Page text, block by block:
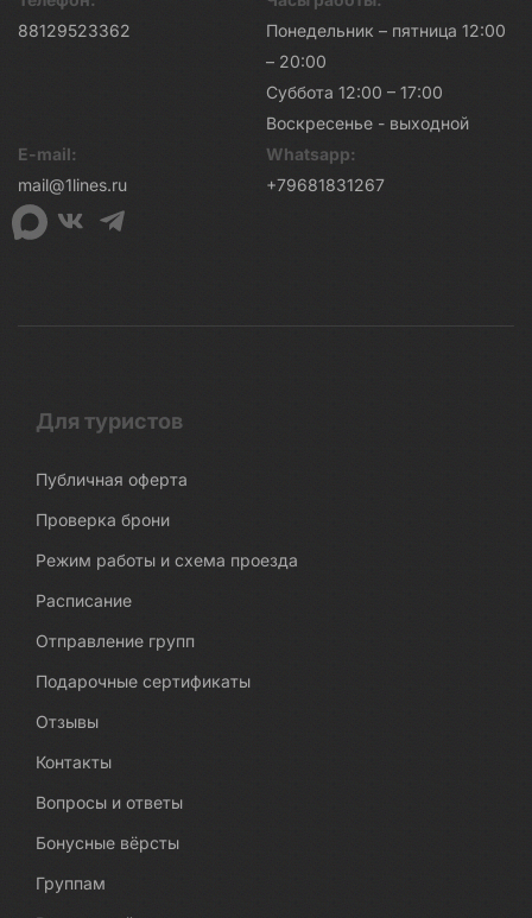
88129523362
Понедельник – пятница 12:00
– 20:00
Суббота 12:00 – 17:00
Воскресенье - выходной
E-mail:
mail@1lines.ru
Whatsapp:
+79681831267
Для туристов
Публичная оферта
Проверка брони
Режим работы и схема проезда
Расписание
Отправление групп
Подарочные сертификаты
Отзывы
Контакты
Вопросы и ответы
Бонусные вёрсты
Группам